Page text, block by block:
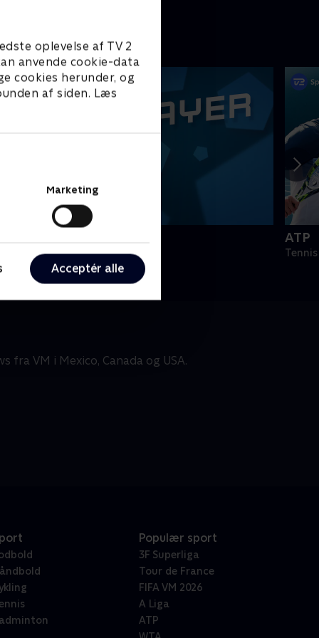
oplevelse af TV 2
anvende cookie-data
cookies herunder, og
af siden. Læs
Marketing
Acceptér alle
ATP
Tennis
VM i Mexico, Canada og USA.
Populær sport
3F Superliga
Tour de France
FIFA VM 2026
A Liga
ATP